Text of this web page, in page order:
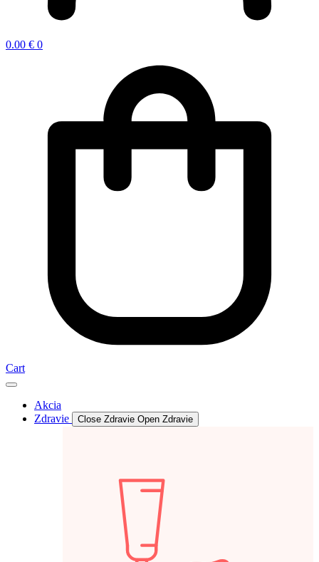
0.00 € 0
Cart
Akcia
Zdravie
Close Zdravie Open Zdravie